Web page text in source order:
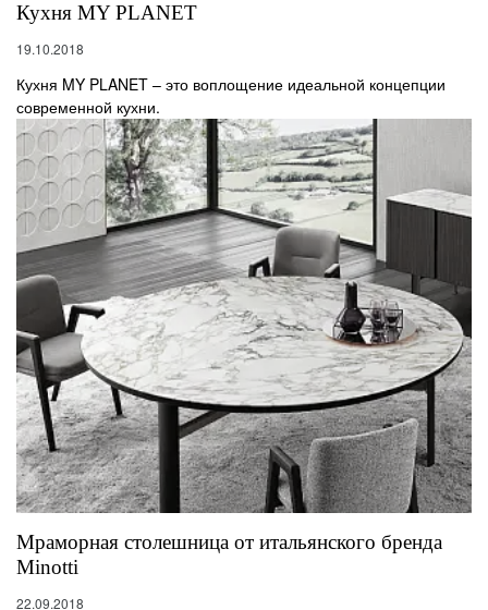
Кухня MY PLANET
19.10.2018
Кухня MY PLANET – это воплощение идеальной концепции
современной кухни.
Мраморная столешница от итальянского бренда
Minotti
22.09.2018